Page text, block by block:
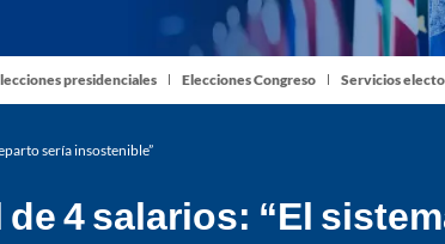
presidenciales Elecciones Congreso Servicios
sería insostenible”
4 salarios: “El